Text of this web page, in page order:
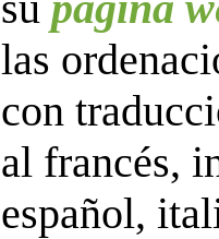
las
con
al francés,
español,